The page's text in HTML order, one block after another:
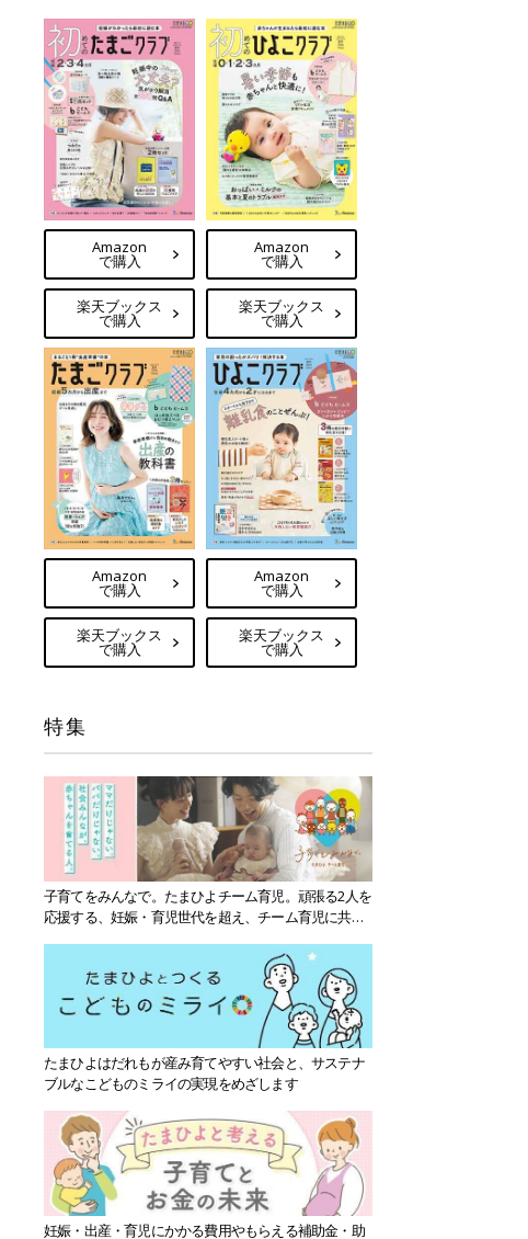
Amazon
で購入
楽天ブックス
で購入
Amazon
で購入
楽天ブックス
で購入
Amazon
で購入
楽天ブックス
で購入
Amazon
で購入
楽天ブックス
で購入
特集
子育てをみんなで。たまひよチーム育児。頑張る2人を
応援する、妊娠・育児世代を超え、チーム育児に共感
たまひよはだれもが産み育てやすい社会と、サステナ
ブルなこどものミライの実現をめざします
妊娠・出産・育児にかかる費用やもらえる補助金・助